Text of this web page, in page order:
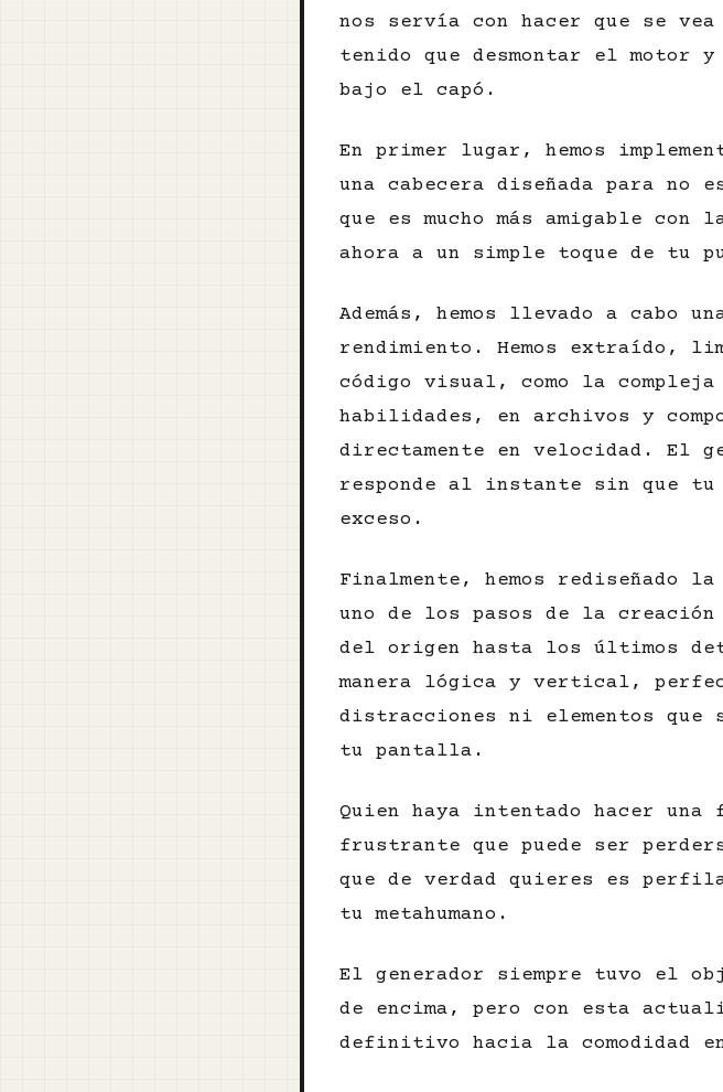
nos servía con hacer que se vea
tenido que desmontar el motor
bajo el capó.
En primer lugar, hemos
una cabecera diseñada para no
que es mucho más amigable
ahora a un simple toque de tu
Además, hemos llevado a cabo
rendimiento. Hemos extraído,
código visual, como la
habilidades, en archivos y
directamente en velocidad. El
responde al instante sin que tu
exceso.
Finalmente, hemos rediseñado
uno de los pasos de la
del origen hasta los últimos
manera lógica y vertical,
distracciones ni elementos que
tu pantalla.
Quien haya intentado hacer
frustrante que puede ser
que de verdad quieres es
tu metahumano.
El generador siempre tuvo el
de encima, pero con esta
definitivo hacia la comodidad